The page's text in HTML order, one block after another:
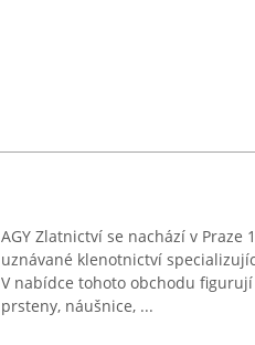
AGY Zlatnictví se nachází v
uznávané klenotnictví
V nabídce tohoto obchodu
prsteny, náušnice, ...